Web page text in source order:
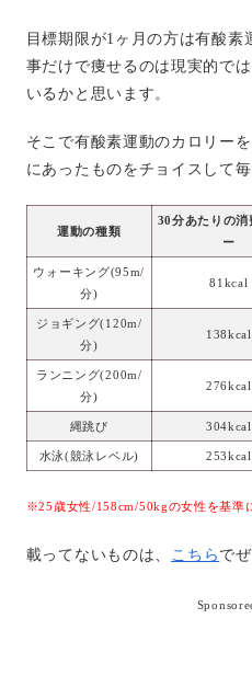
目標期限が1ヶ月の方は有酸素
事だけで痩せるのは現実的で
いるかと思います。
そこで有酸素運動のカロリー
にあったものをチョイスして
運動の種類
30分あたりの消
ー
ウォーキング(95m/
分)
81kcal
ジョギング(120m/
分)
138kcal
ランニング(200m/
分)
276kcal
縄跳び 304kcal
水泳(競泳レベル) 253kcal
※25歳女性/158cm/50kgの女性を基準
載ってないものは、 こちら で